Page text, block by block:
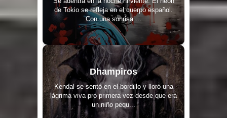
de Tokio se refleja en el cuerpo español.
Con una sonrisa ...
Dhampiros
Kendal se sentó en el bordillo y lloró una
lágrima viva pro primera vez desde que era
un niño pequ...